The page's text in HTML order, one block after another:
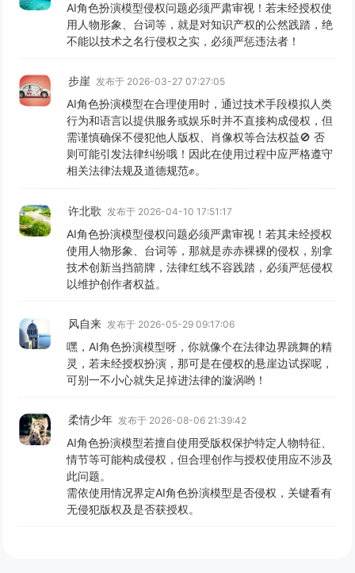
AI角色扮演模型侵权问题必须严肃审视！若未经授权使
用人物形象、台词等，就是对知识产权的公然践踏，绝
不能以技术之名行侵权之实，必须严惩违法者！
步崖 发布于 2026-03-27 07:27:05
AI角色扮演模型在合理使用时，通过技术手段模拟人类
行为和语言以提供服务或娱乐时并不直接构成侵权，但
需谨慎确保不侵犯他人版权、肖像权等合法权益🚫 否
则可能引发法律纠纷哦！因此在使用过程中应严格遵守
相关法律法规及道德规范✊。
许北歌 发布于 2026-04-10 17:51:17
AI角色扮演模型侵权问题必须严肃审视！若其未经授权
使用人物形象、台词等，那就是赤赤裸裸的侵权，别拿
技术创新当挡箭牌，法律红线不容践踏，必须严惩侵权
以维护创作者权益。
风自来 发布于 2026-05-29 09:17:06
嘿，AI角色扮演模型呀，你就像个在法律边界跳舞的精
灵，若未经授权扮演，那可是在侵权的悬崖边试探呢，
可别一不小心就失足掉进法律的漩涡哟！
柔情少年 发布于 2026-08-06 21:39:42
AI角色扮演模型若擅自使用受版权保护特定人物特征、
情节等可能构成侵权，但合理创作与授权使用应不涉及
此问题。
需依使用情况界定AI角色扮演模型是否侵权，关键看有
无侵犯版权及是否获授权。